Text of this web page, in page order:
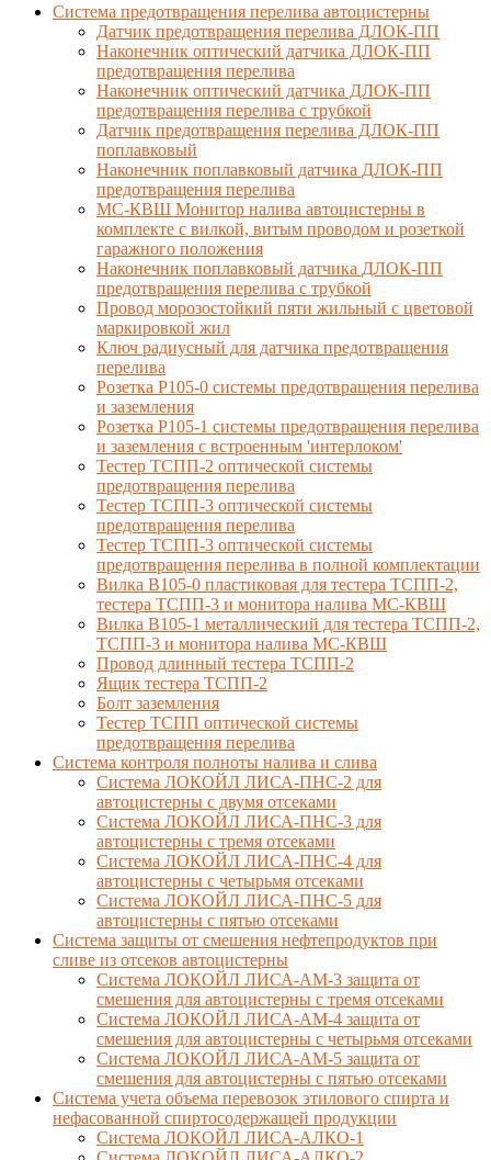
Система предотвращения перелива автоцистерны
Датчик предотвращения перелива ДЛОК-ПП
Наконечник оптический датчика ДЛОК-ПП
предотвращения перелива
Наконечник оптический датчика ДЛОК-ПП
предотвращения перелива с трубкой
Датчик предотвращения перелива ДЛОК-ПП
поплавковый
Наконечник поплавковый датчика ДЛОК-ПП
предотвращения перелива
МС-КВШ Монитор налива автоцистерны в
комплекте с вилкой, витым проводом и розеткой
гаражного положения
Наконечник поплавковый датчика ДЛОК-ПП
предотвращения перелива с трубкой
Провод морозостойкий пяти жильный с цветовой
маркировкой жил
Ключ радиусный для датчика предотвращения
перелива
Розетка Р105-0 системы предотвращения перелива
и заземления
Розетка Р105-1 системы предотвращения перелива
и заземления с встроенным 'интерлоком'
Тестер ТСПП-2 оптической системы
предотвращения перелива
Тестер ТСПП-3 оптической системы
предотвращения перелива
Тестер ТСПП-3 оптической системы
предотвращения перелива в полной комплектации
Вилка В105-0 пластиковая для тестера ТСПП-2,
тестера ТСПП-3 и монитора налива МС-КВШ
Вилка В105-1 металлический для тестера ТСПП-2,
ТСПП-3 и монитора налива МС-КВШ
Провод длинный тестера ТСПП-2
Ящик тестера ТСПП-2
Болт заземления
Тестер ТСПП оптической системы
предотвращения перелива
Cистема контроля полноты налива и слива
Система ЛОКОЙЛ ЛИСА-ПНС-2 для
автоцистерны с двумя отсеками
Система ЛОКОЙЛ ЛИСА-ПНС-3 для
автоцистерны с тремя отсеками
Система ЛОКОЙЛ ЛИСА-ПНС-4 для
автоцистерны с четырьмя отсеками
Система ЛОКОЙЛ ЛИСА-ПНС-5 для
автоцистерны с пятью отсеками
Система защиты от смешения нефтепродуктов при
сливе из отсеков автоцистерны
Система ЛОКОЙЛ ЛИСА-AM-3 защита от
смешения для автоцистерны с тремя отсеками
Система ЛОКОЙЛ ЛИСА-AM-4 защита от
смешения для автоцистерны с четырьмя отсеками
Система ЛОКОЙЛ ЛИСА-AM-5 защита от
смешения для автоцистерны с пятью отсеками
Система учета объема перевозок этилового спирта и
нефасованной спиртосодержащей продукции
Система ЛОКОЙЛ ЛИСА-AЛКО-1